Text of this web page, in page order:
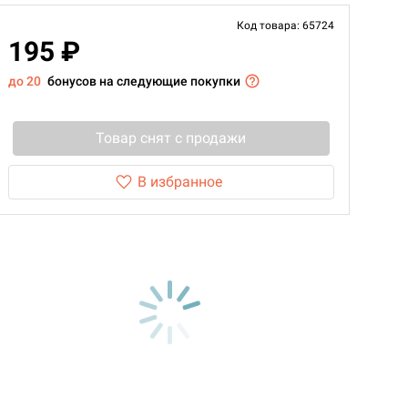
Код товара: 65724
195 ₽
до 20 бонусов на следующие покупки
Товар снят с продажи
В избранное